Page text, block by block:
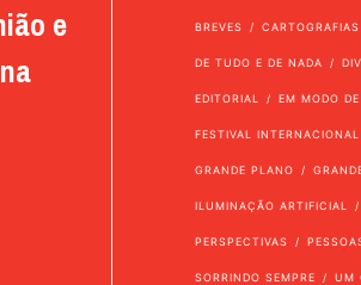
e
BREVES CARTOGRAFIAS
DE TUDO E DE NADA
EDITORIAL EM MODO
FESTIVAL
GRANDE PLANO
ILUMINAÇÃO ARTIFICIAL
PERSPECTIVAS
SORRINDO SEMPRE UM